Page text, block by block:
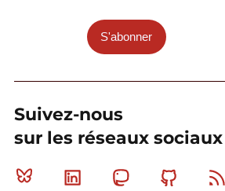
S'abonner
Suivez-nous
sur les réseaux sociaux
Bluesky Linkedin MastodonGithub